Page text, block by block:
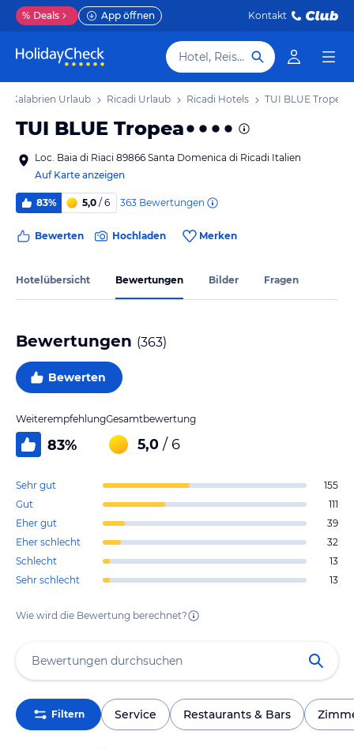
% Deals App öffnen Kontakt
Hotel, Reiseziel
Kalabrien Urlaub Ricadi Urlaub Ricadi Hotels TUI BLUE Tropea
TUI BLUE Tropea
Loc. Baia di Riaci 89866 Santa Domenica di Ricadi Italien
Auf Karte anzeigen
83% 5,0 / 6 363 Bewertungen
Bewerten Hochladen Merken
Hotelübersicht Bewertungen Bilder Fragen
Bewertungen (363)
Bewerten
Weiterempfehlung
83%
Gesamtbewertung
5,0 / 6
Sehr gut
155
Gut
111
Eher gut
39
Eher schlecht
32
Schlecht
13
Sehr schlecht
13
Wie wird die Bewertung berechnet?
Filtern Service Restaurants & Bars